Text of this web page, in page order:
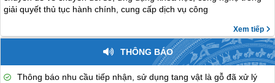
giải quyết thủ tục hành chính, cung cấp dịch vụ công
Xem tiếp
THÔNG BÁO
Thông báo nhu cầu tiếp nhận, sử dụng tang vật là gỗ đã xử lý